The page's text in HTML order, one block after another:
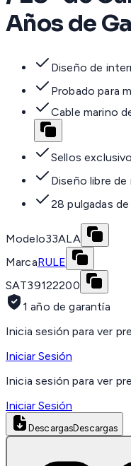
Años de
Diseño de
Probado para
Cable marino
Sellos
Diseño libre
28 pulgadas
Modelo33ALA
MarcaRULE
SAT39122200
1 año de garantía
Inicia sesión para ver
Iniciar Sesión
Inicia sesión para ver
Iniciar Sesión
DescargasDescargas